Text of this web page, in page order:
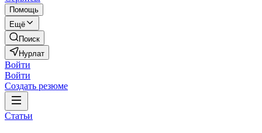
Помощь
Ещё
Поиск
Нурлат
Войти
Войти
Создать резюме
Статьи